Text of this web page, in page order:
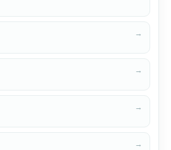
→
→
→
→